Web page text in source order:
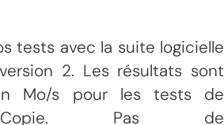
tests avec la suite logicielle
2. Les résultats sont
Mo/s pour les tests de
Copie. Pas de